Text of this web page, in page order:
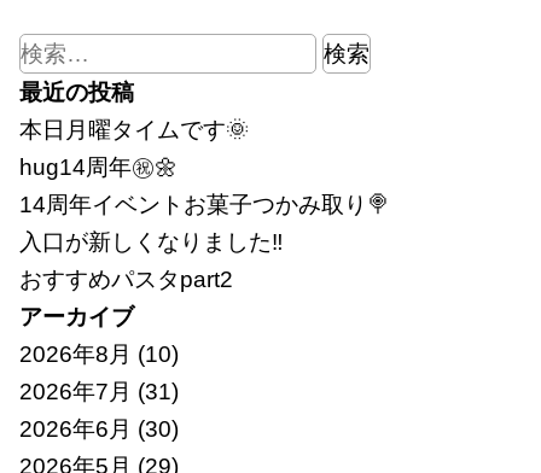
検
索:
最近の投稿
本日月曜タイムです🌞
hug14周年㊗🌼
14周年イベントお菓子つかみ取り🍭
入口が新しくなりました‼
おすすめパスタpart2
アーカイブ
2026年8月 (10)
2026年7月 (31)
2026年6月 (30)
2026年5月 (29)